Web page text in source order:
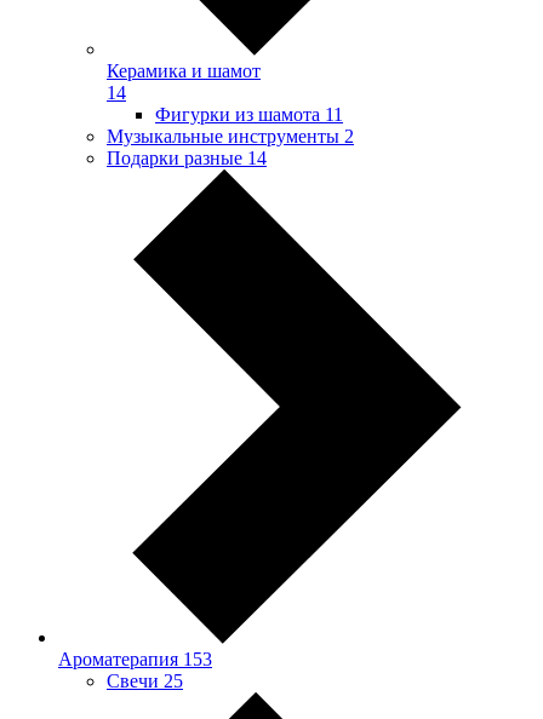
Керамика и шамот
14
Фигурки из шамота 11
Музыкальные инструменты 2
Подарки разные 14
Ароматерапия 153
Свечи 25